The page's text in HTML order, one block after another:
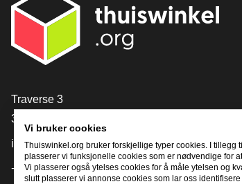
[_General:Contact]
Traverse 3
3905 NL Veenendaal
info@thuiswinkel.org
+31 (0)318 64 85 75
Vi bruker cookies
Thuiswinkel.org bruker forskjellige typer cookies. I tillegg
plasserer vi funksjonelle cookies som er nødvendige for
Vi plasserer også ytelses cookies for å måle ytelsen og
slutt plasserer vi annonse cookies som lar oss